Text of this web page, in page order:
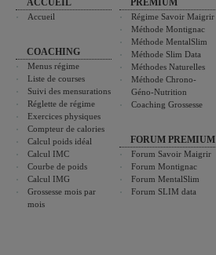
ACCUEIL
Accueil
COACHING
Menus régime
Liste de courses
Suivi des mensurations
Réglette de régime
Exercices physiques
Compteur de calories
Calcul poids idéal
Calcul IMC
Courbe de poids
Calcul IMG
Grossesse mois par
mois
PREMIUM
Régime Savoir Maigrir
Méthode Montignac
Méthode MentalSlim
Méthode Slim Data
Méthodes Naturelles
Méthode Chrono-
Géno-Nutrition
Coaching Grossesse
FORUM PREMIUM
Forum Savoir Maigrir
Forum Montignac
Forum MentalSlim
Forum SLIM data